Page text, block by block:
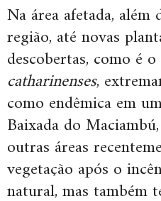
Na área afetada, além
região, até novas
descobertas, como é
catharinenses,
como endêmica em
Baixada do
outras áreas
vegetação após o
natural, mas também